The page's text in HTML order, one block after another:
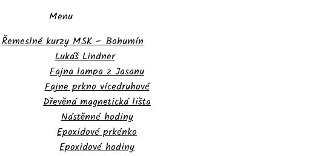
Menu
Řemeslné kurzy MSK – Bohumín
Lukáš Lindner
Fajna lampa z Jasanu
Fajne prkno vícedruhové
Dřevěná magnetická lišta
Nástěnné hodiny
Epoxidové prkénko
Epoxidové hodiny